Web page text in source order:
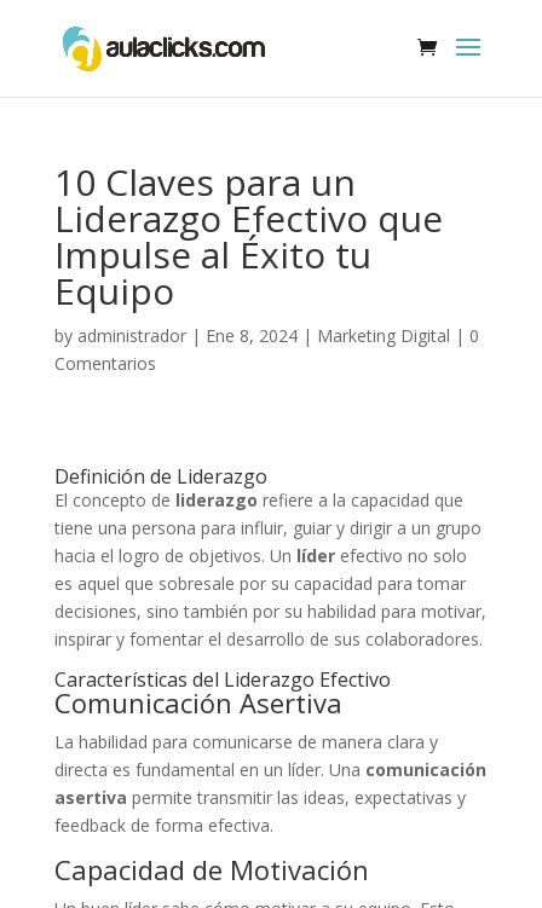
10 Claves para un
Liderazgo Efectivo que
Impulse al Éxito tu
Equipo
by administrador| Ene 8, 2024| Marketing Digital | 0
Comentarios
Definición de Liderazgo
El concepto de liderazgo refiere a la capacidad que
tiene una persona para influir, guiar y dirigir a un grupo
hacia el logro de objetivos. Un líderefectivo no solo
es aquel que sobresale por su capacidad para tomar
decisiones, sino también por su habilidad para motivar,
inspirar y fomentar el desarrollo de sus colaboradores.
Características del Liderazgo Efectivo
Comunicación Asertiva
La habilidad para comunicarse de manera clara y
directa es fundamental en un líder. Una comunicación
asertiva permite transmitir las ideas, expectativas y
feedback de forma efectiva.
Capacidad de Motivación